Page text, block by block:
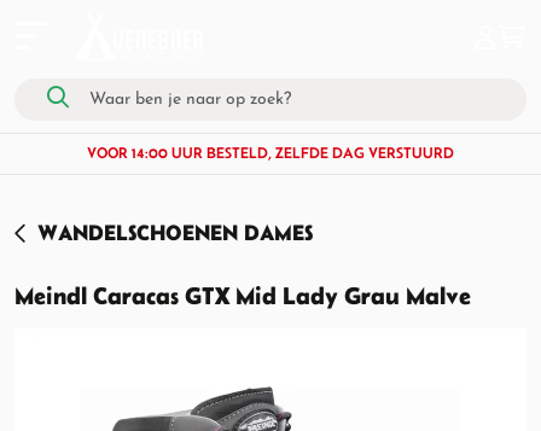
VOOR 14:00 UUR BESTELD, ZELFDE DAG VERSTUURD
WANDELSCHOENEN DAMES
Meindl Caracas GTX Mid Lady Grau Malve